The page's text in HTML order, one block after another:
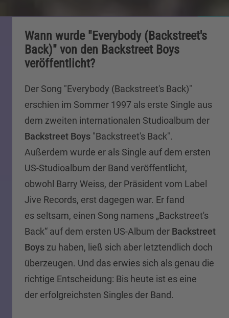
Wann wurde "Everybody (Backstreet's
Back)" von den Backstreet Boys
veröffentlicht?
Der Song "Everybody (Backstreet's Back)"
erschien im Sommer 1997 als erste Single aus
dem zweiten internationalen Studioalbum der
Backstreet Boys "Backstreet's Back".
Außerdem wurde er als Single auf dem ersten
US-Studioalbum der Band veröffentlicht,
obwohl Barry Weiss, der Präsident vom Label
Jive Records, erst dagegen war. Er fand
es seltsam, einen Song namens „Backstreet's
Back“ auf dem ersten US-Album der Backstreet
Boys zu haben, ließ sich aber letztendlich doch
überzeugen. Und das erwies sich als genau die
richtige Entscheidung: Bis heute ist es eine
der erfolgreichsten Singles der Band.